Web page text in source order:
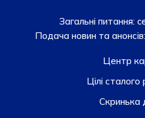
Загальні питання:
Подача новин та анонсів:
Центр
Цілі сталого
Скринька